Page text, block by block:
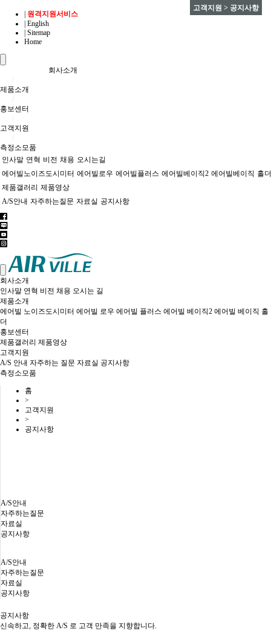
원격지원서비스
| English
| Sitemap
Home
navigation
회사소개
제품소개
홍보센터
고객지원
측정소모품
인사말 연혁 비전 채용 오시는길
에어빌노이즈도시미터 에어빌로우 에어빌플러스 에어빌베이직2 에어빌베이직 홀더
제품갤러리 제품영상
A/S안내 자주하는질문 자료실 공지사항
Toggle
navigation
회사소개
인사말 연혁 비전 채용 오시는 길
제품소개
에어빌 노이즈도시미터 에어빌 로우 에어빌 플러스 에어빌 베이직2 에어빌 베이직 홀
더
홍보센터
제품갤러리 제품영상
고객지원
A/S 안내 자주하는 질문 자료실 공지사항
측정소모품
홈
>
고객지원
>
공지사항
A/S안내
자주하는질문
자료실
공지사항
A/S안내
자주하는질문
자료실
공지사항
공지사항
신속하고, 정확한 A/S 로 고객 만족을 지향합니다.
고객지원 > 공지사항